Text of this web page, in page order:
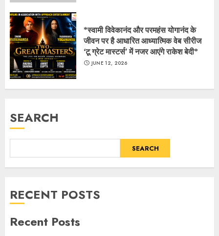
*स्वामी विवेकानंद और परमहंस योगानंद के
जीवन पर है आधारित आध्यात्मिक वेब सीरीज
‘टू ग्रेट मास्टर्स’ में नजर आएंगे राकेश बेदी*
JUNE 12, 2026
SEARCH
SEARCH
RECENT POSTS
Recent Posts